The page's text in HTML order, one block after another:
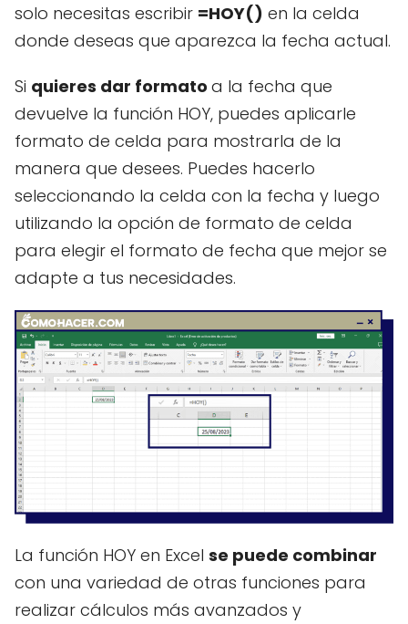
solo necesitas escribir =HOY() en la celda
donde deseas que aparezca la fecha actual.
Si quieres dar formato a la fecha que
devuelve la función HOY, puedes aplicarle
formato de celda para mostrarla de la
manera que desees. Puedes hacerlo
seleccionando la celda con la fecha y luego
utilizando la opción de formato de celda
para elegir el formato de fecha que mejor se
adapte a tus necesidades.
La función HOY en Excel se puede combinar
con una variedad de otras funciones para
realizar cálculos más avanzados y